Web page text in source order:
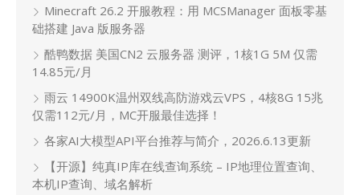
Minecraft 26.2 开服教程：用 MCSManager 面板零基
础搭建 Java 版服务器
酷鸭数据 美国CN2 云服务器 测评，1核1G 5M 仅需
14.85元/月
雨云 14900K温州双线高防游戏云VPS，4核8G 15兆
仅需112元/月，MC开服最佳选择！
各家AI大模型API平台推荐与简介，2026.6.13更新
【开源】纯真IP库在线查询系统 – IP地理位置查询、
本机IP查询、域名解析